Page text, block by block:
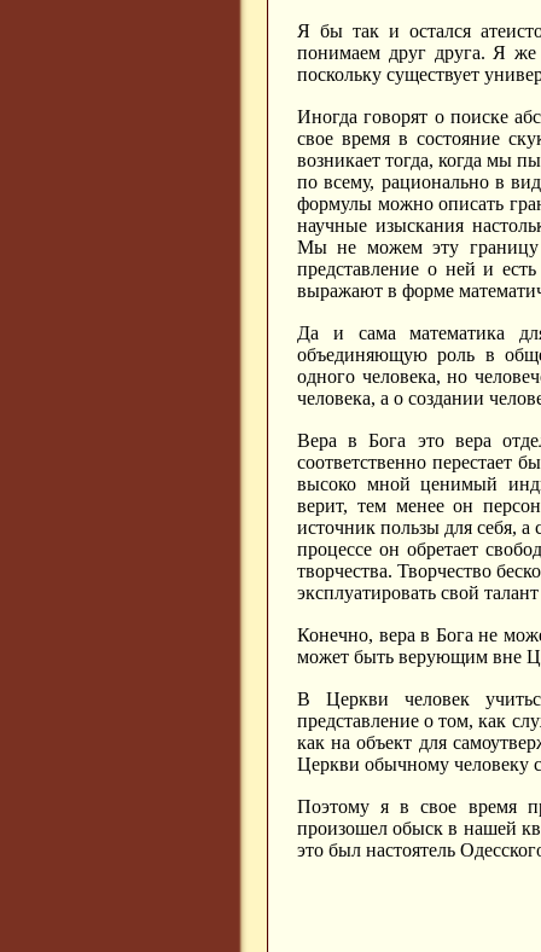
Я бы так и остался
понимаем друг друга. Я же
поскольку существует
Иногда говорят о поиске
свое время в состояние
возникает тогда, когда мы
по всему, рационально в
формулы можно описать
научные изыскания
Мы не можем эту границу
представление о ней и
выражают в форме
Да и сама математика
объединяющую роль в
одного человека, но
человека, а о создании
Вера в Бога это вера
соответственно перестает
высоко мной ценимый
верит, тем менее он
источник пользы для себя, а
процессе он обретает
творчества. Творчество
эксплуатировать свой
Конечно, вера в Бога не
может быть верующим вне
В Церкви человек
представление о том, как
как на объект для
Церкви обычному человеку
Поэтому я в свое время
произошел обыск в нашей
это был настоятель